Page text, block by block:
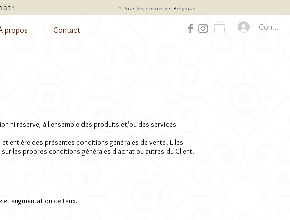
50€ d’achat* *Pour les envois en Belgique
propos Contact
ni réserve, à l'ensemble des produits et/ou des services
entière des présentes conditions générales de vente. Elles
les propres conditions générales d'achat ou autres du Client.
et augmentation de taux.